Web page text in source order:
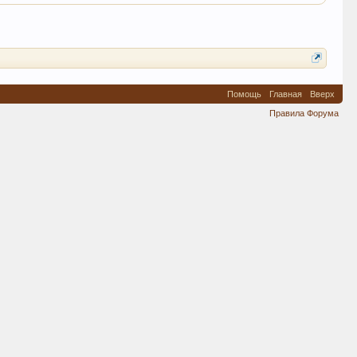
Помощь Главная
Вверх
Правила Форума